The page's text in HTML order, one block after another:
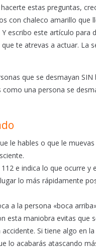
estas preguntas,
con chaleco amarillo que
escribo este artículo
te atrevas a actuar. La
que se desmayan
como una persona se
le hables o que le
e indica lo que ocurre
lo más rápidamente
a la persona «boca
esta maniobra evitas que
Si tiene algo en
lo acabarás atascando